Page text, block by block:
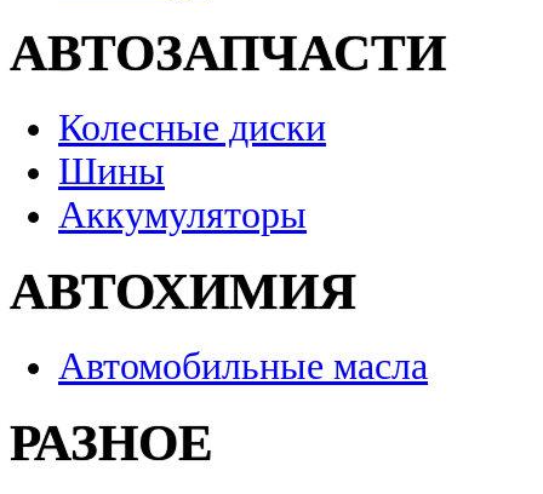
АВТОЗАПЧАСТИ
Колесные диски
Шины
Аккумуляторы
АВТОХИМИЯ
Автомобильные масла
РАЗНОЕ